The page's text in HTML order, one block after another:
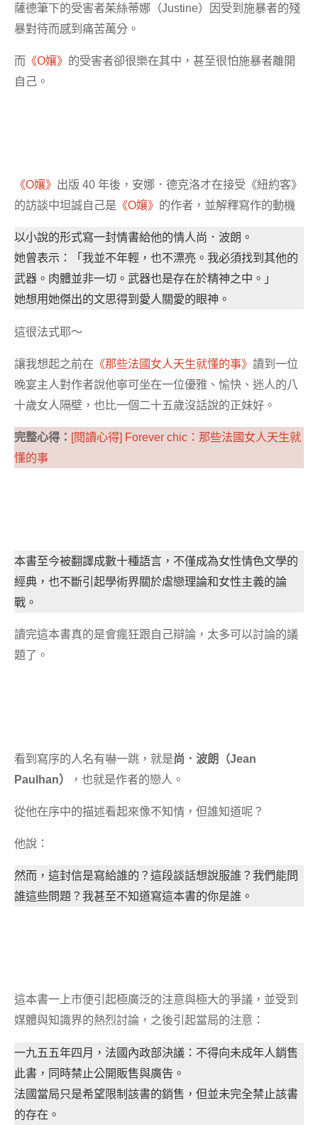
薩德筆下的受害者茱絲蒂娜（Justine）因受到施暴者的殘
暴對待而感到痛苦萬分。
而 《O孃》 的受害者卻很樂在其中，甚至很怕施暴者離開
自己。
《O孃》 出版 40 年後，安娜．德克洛才在接受《紐約客》
的訪談中坦誠自己是 《O孃》 的作者，並解釋寫作的動機
以小說的形式寫一封情書給他的情人尚．波朗。
她曾表示：「我並不年輕，也不漂亮。我必須找到其他的
武器。肉體並非一切。武器也是存在於精神之中。」
她想用她傑出的文思得到愛人關愛的眼神。
這很法式耶～
讓我想起之前在 《那些法國女人天生就懂的事》讀到一位
晚宴主人對作者說他寧可坐在一位優雅、愉快、迷人的八
十歲女人隔壁，也比一個二十五歲沒話說的正妹好。
完整心得： [閱讀心得] Forever chic：那些法國女人天生就
懂的事
本書至今被翻譯成數十種語言，不僅成為女性情色文學的
經典，也不斷引起學術界關於虐戀理論和女性主義的論
戰。
讀完這本書真的是會瘋狂跟自己辯論，太多可以討論的議
題了。
看到寫序的人名有嚇一跳，就是尚．波朗（Jean
Paulhan）
，也就是作者的戀人。
從他在序中的描述看起來像不知情，但誰知道呢？
他說：
然而，這封信是寫給誰的？這段談話想說服誰？我們能問
誰這些問題？我甚至不知道寫這本書的你是誰。
這本書一上市便引起極廣泛的注意與極大的爭議，並受到
媒體與知識界的熱烈討論，之後引起當局的注意：
一九五五年四月，法國內政部決議：不得向未成年人銷售
此書，同時禁止公開販售與廣告。
法國當局只是希望限制該書的銷售，但並未完全禁止該書
的存在。